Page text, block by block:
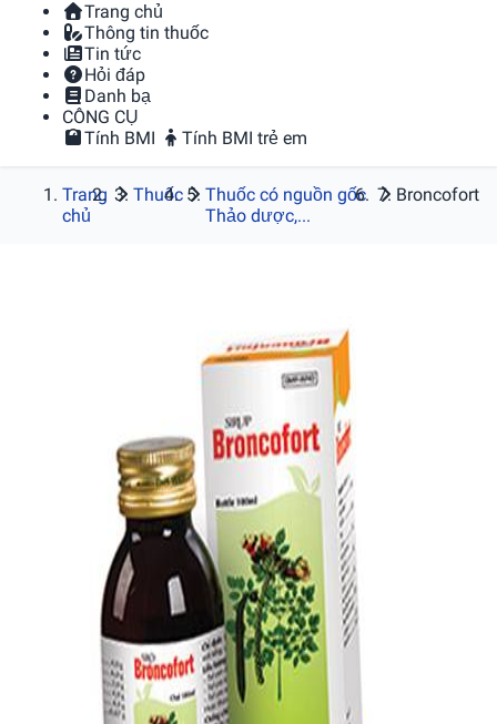
Trang chủ
Thông tin thuốc
Tin tức
Hỏi đáp
Danh bạ
CÔNG CỤ
Tính BMI
Tính BMI trẻ em
Trang
chủ
Thuốc
Thuốc có nguồn gốc
Thảo dược,...
Broncofort